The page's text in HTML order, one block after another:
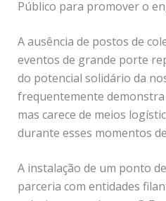
Público para promover o
A ausência de postos de
eventos de grande porte
do potencial solidário da
frequentemente
mas carece de meios
durante esses momentos
A instalação de um ponto
parceria com entidades